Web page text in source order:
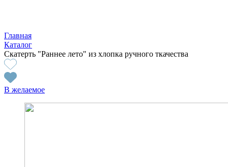
Главная
Каталог
Скатерть "Раннее лето" из хлопка ручного ткачества
В желаемое